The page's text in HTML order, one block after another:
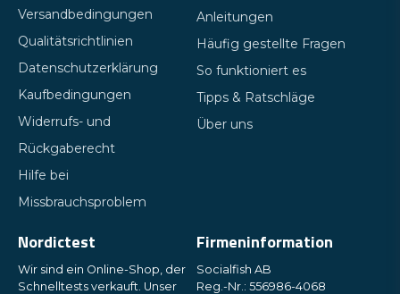
Versandbedingungen
Qualitätsrichtlinien
Datenschutzerklärung
Kaufbedingungen
Widerrufs- und
Rückgaberecht
Hilfe bei
Missbrauchsproblem
Anleitungen
Häufig gestellte Fragen
So funktioniert es
Tipps & Ratschläge
Über uns
Nordictest
Wir sind ein Online-Shop, der
Schnelltests verkauft. Unser
Firmeninformation
Socialfish AB
Reg.-Nr.: 556986-4068